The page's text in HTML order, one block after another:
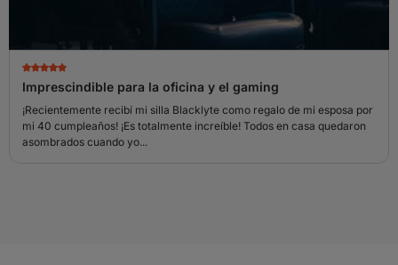
Imprescindible para la oficina y el gaming
¡Recientemente recibí mi silla Blacklyte como regalo de mi esposa por
mi 40 cumpleaños! ¡Es totalmente increíble! Todos en casa quedaron
asombrados cuando yo...